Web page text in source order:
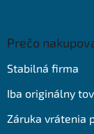
Prečo
Stabilná firma
Iba originálny
Záruka vrátenia